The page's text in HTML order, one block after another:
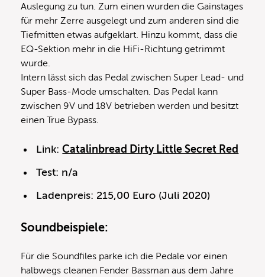
Auslegung zu tun. Zum einen wurden die Gainstages
für mehr Zerre ausgelegt und zum anderen sind die
Tiefmitten etwas aufgeklart. Hinzu kommt, dass die
EQ-Sektion mehr in die HiFi-Richtung getrimmt
wurde.
Intern lässt sich das Pedal zwischen Super Lead- und
Super Bass-Mode umschalten. Das Pedal kann
zwischen 9V und 18V betrieben werden und besitzt
einen True Bypass.
Link:Catalinbread Dirty Little Secret Red
Test: n/a
Ladenpreis: 215,00 Euro (Juli 2020)
Soundbeispiele:
Für die Soundfiles parke ich die Pedale vor einen
halbwegs cleanen Fender Bassman aus dem Jahre